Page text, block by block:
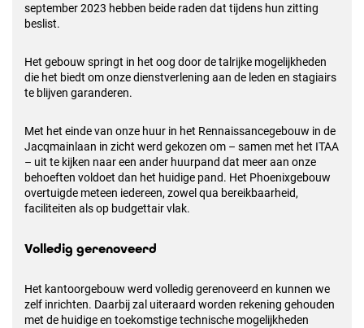
september 2023 hebben beide raden dat tijdens hun zitting
beslist.
Het gebouw springt in het oog door de talrijke mogelijkheden
die het biedt om onze dienstverlening aan de leden en stagiairs
te blijven garanderen.
Met het einde van onze huur in het Rennaissancegebouw in de
Jacqmainlaan in zicht werd gekozen om – samen met het ITAA
– uit te kijken naar een ander huurpand dat meer aan onze
behoeften voldoet dan het huidige pand. Het Phoenixgebouw
overtuigde meteen iedereen, zowel qua bereikbaarheid,
faciliteiten als op budgettair vlak.
Volledig gerenoveerd
Het kantoorgebouw werd volledig gerenoveerd en kunnen we
zelf inrichten. Daarbij zal uiteraard worden rekening gehouden
met de huidige en toekomstige technische mogelijkheden